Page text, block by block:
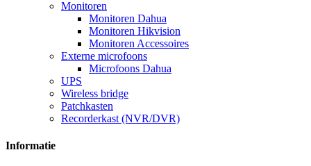
Monitoren
Monitoren Dahua
Monitoren Hikvision
Monitoren Accessoires
Externe microfoons
Microfoons Dahua
UPS
Wireless bridge
Patchkasten
Recorderkast (NVR/DVR)
Informatie